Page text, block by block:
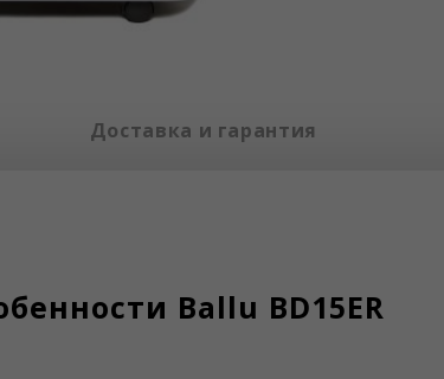
Доставка и гарантия
Ballu BD15ER